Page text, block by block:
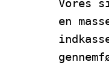
Vores
en